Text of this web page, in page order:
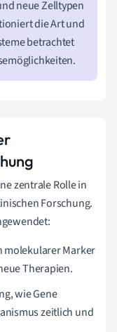
neue Zelltypen
die Art und
betrachtet
zentrale Rolle in
Forschung.
molekularer Marker
Therapien.
wie Gene
zeitlich und